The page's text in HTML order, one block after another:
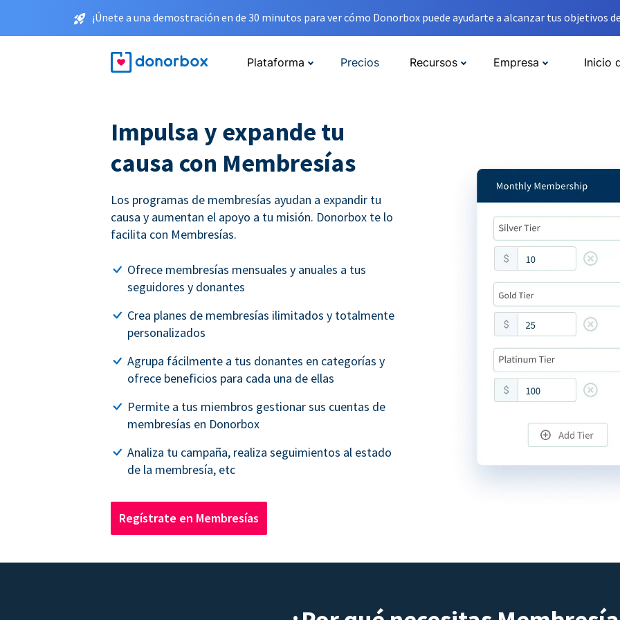
¡Únete a una demostración en de 30 minutos para ver cómo Donorbox puede ayudarte a alcanzar tus objetivos
Plataforma Precios Recursos Empresa Inicio
Impulsa y expande tu
causa con Membresías
Los programas de membresías ayudan a expandir tu
causa y aumentan el apoyo a tu misión. Donorbox te lo
facilita con Membresías.
Ofrece membresías mensuales y anuales a tus
seguidores y donantes
Crea planes de membresías ilimitados y totalmente
personalizados
Agrupa fácilmente a tus donantes en categorías y
ofrece beneficios para cada una de ellas
Permite a tus miembros gestionar sus cuentas de
membresías en Donorbox
Analiza tu campaña, realiza seguimientos al estado
de la membresía, etc
Regístrate en Membresías